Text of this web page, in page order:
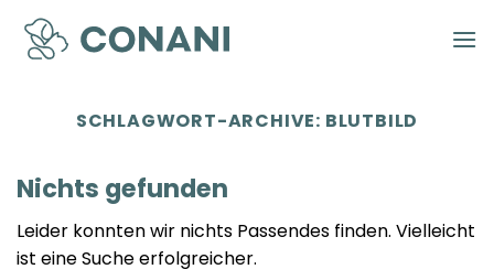
Zum
Inhalt
springen
SCHLAGWORT-ARCHIVE: BLUTBILD
Nichts gefunden
Leider konnten wir nichts Passendes finden. Vielleicht
ist eine Suche erfolgreicher.